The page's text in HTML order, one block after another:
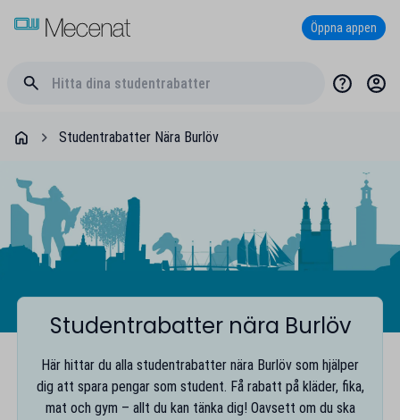
Öppna appen
Studentrabatter Nära Burlöv
Studentrabatter nära Burlöv
Här hittar du alla studentrabatter nära Burlöv som hjälper
dig att spara pengar som student. Få rabatt på kläder, fika,
mat och gym – allt du kan tänka dig! Oavsett om du ska